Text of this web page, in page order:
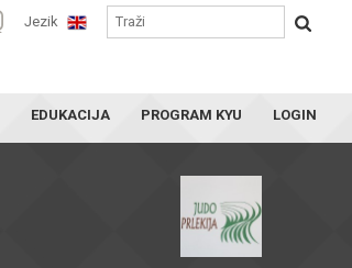
Jezik
EDUKACIJA PROGRAM KYU LOGIN